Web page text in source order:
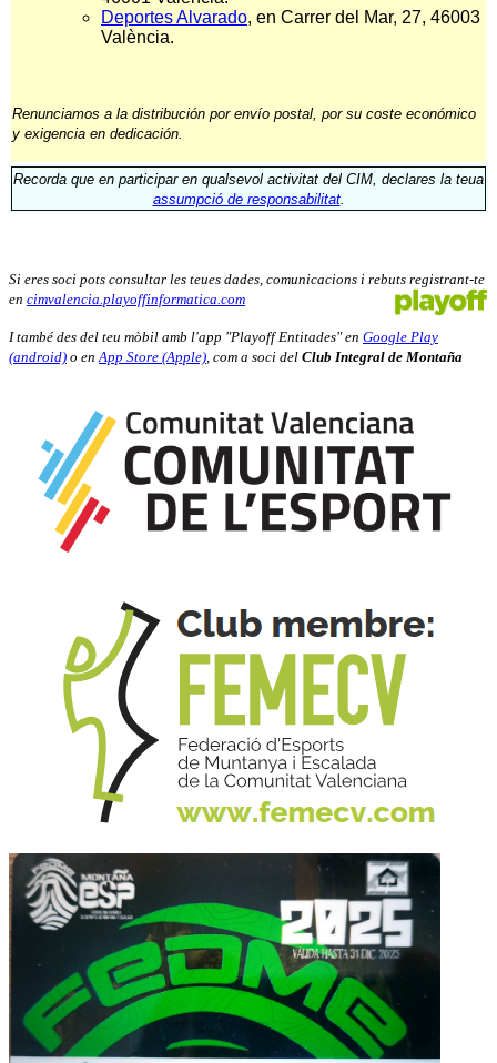
Deportes Alvarado, en Carrer del Mar, 27, 46003
València.
Renunciamos a la distribución por envío postal, por su coste económico
y exigencia en dedicación.
Recorda que en participar en qualsevol activitat del CIM, declares la teua
assumpció de responsabilitat.
Si eres soci pots consultar les teues dades, comunicacions i rebuts registrant-te
en cimvalencia.playoffinformatica.com
I també des del teu mòbil amb l'app "Playoff Entitades" en Google Play
(android) o en App Store (Apple) , com a soci del Club Integral de Montaña